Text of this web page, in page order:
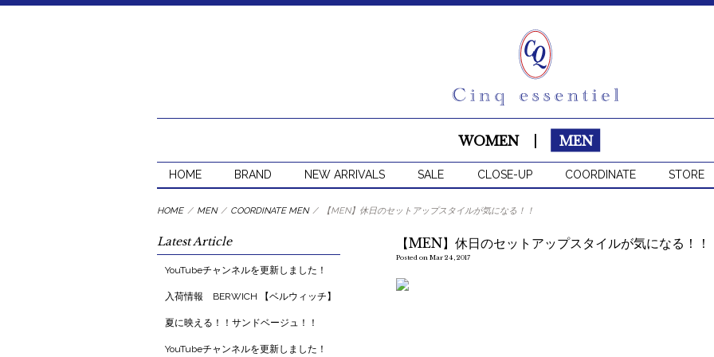
WOMEN MEN
HOME BRAND NEW ARRIVALS SALE CLOSE-UP COORDINATE STORE
HOME / MEN / COORDINATE MEN / 【MEN】休日のセットアップスタイルが気になる！！
【MEN】休日のセットアップスタイルが気になる！！
Posted on Mar 24, 2017
Latest Article
YouTubeチャンネルを更新しました！
入荷情報 BERWICH 【ベルウィッチ】
夏に映える！！サンドベージュ！！
YouTubeチャンネルを更新しました！